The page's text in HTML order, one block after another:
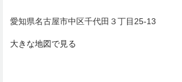
愛知県名古屋市中区千代田３丁目25-13
大きな地図で見る